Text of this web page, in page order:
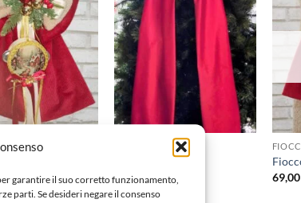
garantire il suo corretto funzionamento,
parti. Se desideri negare il consenso
Aggiungi
alla lista
dei
desideri
Aggiungi
alla lista
dei
desideri
FIOCCO NATALIZIO
Fiocco natalizio
55,00€
69,00